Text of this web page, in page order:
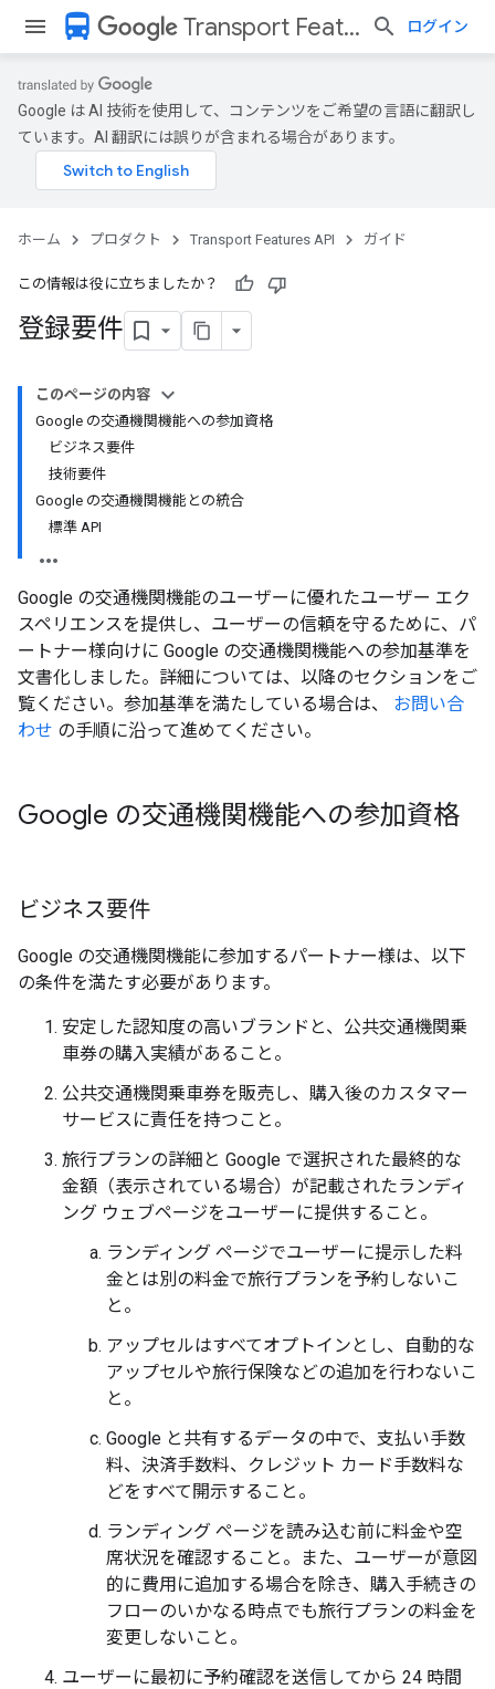
directions_bus Transport Features API ログイン
Google は AI 技術を使用して、コンテンツをご希望の言語に翻訳し
ています。AI 翻訳には誤りが含まれる場合があります。
ホーム プロダクト Transport Features API ガイド
この情報は役に立ちましたか？
登録要件
このページの内容
Google の交通機関機能への参加資格
ビジネス要件
技術要件
Google の交通機関機能との統合
標準 API
Google の交通機関機能のユーザーに優れたユーザー エク
スペリエンスを提供し、ユーザーの信頼を守るために、パ
ートナー様向けに Google の交通機関機能への参加基準を
文書化しました。詳細については、以降のセクションをご
覧ください。参加基準を満たしている場合は、 お問い合
わせ の手順に沿って進めてください。
Google の交通機関機能への参加資格
ビジネス要件
Google の交通機関機能に参加するパートナー様は、以下
の条件を満たす必要があります。
安定した認知度の高いブランドと、公共交通機関乗
車券の購入実績があること。
公共交通機関乗車券を販売し、購入後のカスタマー
サービスに責任を持つこと。
旅行プランの詳細と Google で選択された最終的な
金額（表示されている場合）が記載されたランディ
ング ウェブページをユーザーに提供すること。
ランディング ページでユーザーに提示した料
金とは別の料金で旅行プランを予約しないこ
と。
アップセルはすべてオプトインとし、自動的な
アップセルや旅行保険などの追加を行わないこ
と。
Google と共有するデータの中で、支払い手数
料、決済手数料、クレジット カード手数料な
どをすべて開示すること。
ランディング ページを読み込む前に料金や空
席状況を確認すること。また、ユーザーが意図
的に費用に追加する場合を除き、購入手続きの
フローのいかなる時点でも旅行プランの料金を
変更しないこと。
ユーザーに最初に予約確認を送信してから 24 時間